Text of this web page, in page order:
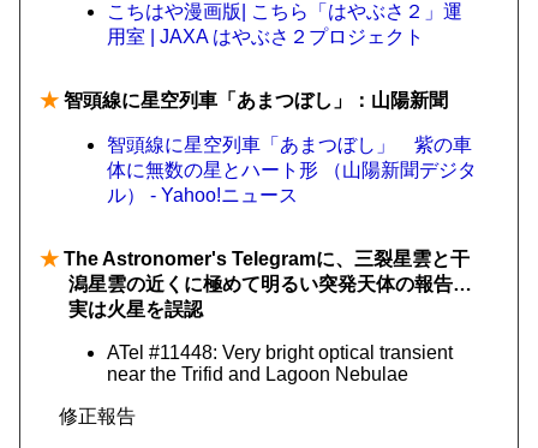
こちはや漫画版| こちら「はやぶさ２」運
用室 | JAXA はやぶさ２プロジェクト
★ 智頭線に星空列車「あまつぼし」：山陽新聞
智頭線に星空列車「あまつぼし」 紫の車
体に無数の星とハート形 （山陽新聞デジタ
ル） - Yahoo!ニュース
★ The Astronomer's Telegramに、三裂星雲と干
潟星雲の近くに極めて明るい突発天体の報告…
実は火星を誤認
ATel #11448: Very bright optical transient
near the Trifid and Lagoon Nebulae
修正報告